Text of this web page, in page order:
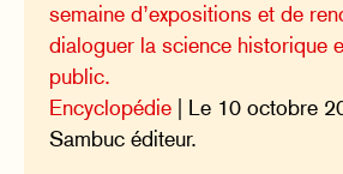
semaine d’expositions et de
dialoguer la science historique
public.
Encyclopédie | Le 10 octobre
Sambuc éditeur.